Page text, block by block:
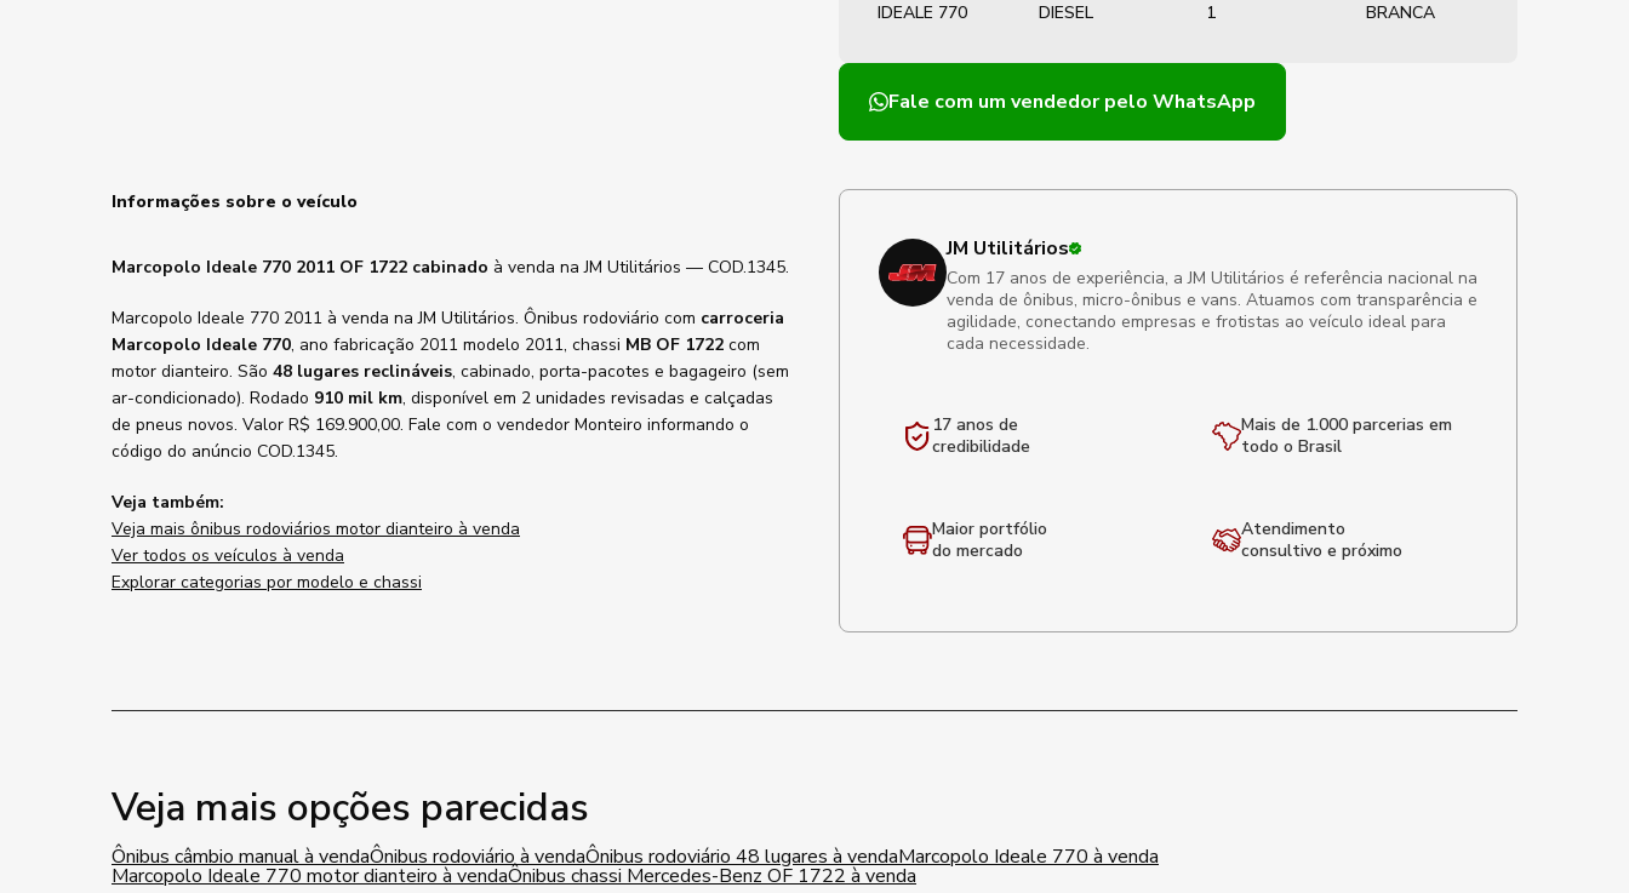
IDEALE 770 DIESEL 1 BRANCA
Fale com um vendedorpelo WhatsApp
Informações sobre o veículo
Marcopolo Ideale 770 2011 OF 1722 cabinado à venda na JM Utilitários — COD.1345.
Marcopolo Ideale 770 2011 à venda na JM Utilitários. Ônibus rodoviário com carroceria
Marcopolo Ideale 770, ano fabricação 2011 modelo 2011, chassi MB OF 1722 com
motor dianteiro. São 48 lugares reclináveis, cabinado, porta-pacotes e bagageiro (sem
ar-condicionado). Rodado 910 mil km, disponível em 2 unidades revisadas e calçadas
de pneus novos. Valor R$ 169.900,00. Fale com o vendedor Monteiro informando o
código do anúncio COD.1345.
Veja também:
Veja mais ônibus rodoviários motor dianteiro à venda
Ver todos os veículos à venda
Explorar categorias por modelo e chassi
JM Utilitários
Com 17 anos de experiência, a JM Utilitários é referência nacional na
venda de ônibus, micro-ônibus e vans. Atuamos com transparência e
agilidade, conectando empresas e frotistas ao veículo ideal para
cada necessidade.
17 anos de
credibilidade
Mais de 1.000 parcerias em
todo o Brasil
Maior portfólio
do mercado
Atendimento
consultivo e próximo
Veja mais opções parecidas
Ônibus câmbio manual à vendaÔnibus rodoviário à vendaÔnibus rodoviário 48 lugares à vendaMarcopolo Ideale 770 à venda
Marcopolo Ideale 770 motor dianteiro à vendaÔnibus chassi Mercedes-Benz OF 1722 à venda